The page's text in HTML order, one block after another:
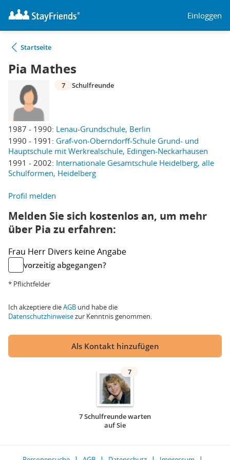
Einloggen
Startseite
Pia Mathes
1987 - 1990: Lenau-Grundschule, Berlin
1990 - 1991: Graf-von-Oberndorff-Schule Grund- und
Hauptschule mit Werkrealschule, Edingen-Neckarhausen
1991 - 2002: Internationale Gesamtschule Heidelberg, alle
Schulformen, Heidelberg
7 Schulfreunde
Profil melden
Melden Sie sich kostenlos an, um mehr
über Pia zu erfahren:
Frau Herr Divers keine Angabe
vorzeitig abgegangen?
* Pflichtfelder
Ich akzeptiere dieAGB und habe die
Datenschutzhinweisezur Kenntnis genommen.
Als Kontakt hinzufügen
7
7 Schulfreunde warten
auf Sie